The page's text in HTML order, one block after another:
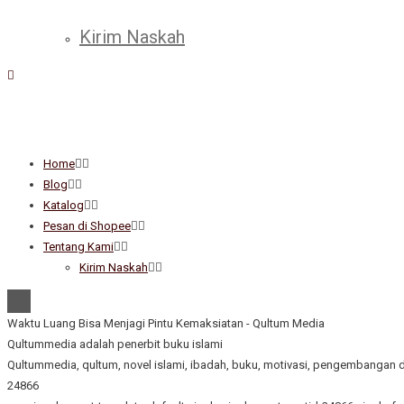
Kirim Naskah
Home
Blog
Katalog
Pesan di Shopee
Tentang Kami
Kirim Naskah
Waktu Luang Bisa Menjagi Pintu Kemaksiatan - Qultum Media
Qultummedia adalah penerbit buku islami
Qultummedia, qultum, novel islami, ibadah, buku, motivasi, pengembangan
24866